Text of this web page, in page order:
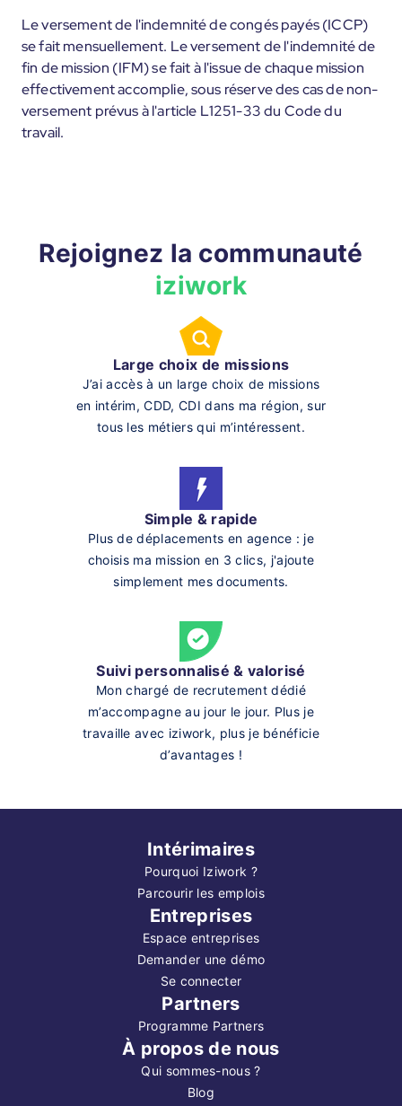
Le versement de l'indemnité de congés payés (ICCP)
se fait mensuellement. Le versement de l'indemnité de
fin de mission (IFM) se fait à l'issue de chaque mission
effectivement accomplie, sous réserve des cas de non-
versement prévus à l'article L1251-33 du Code du
travail.
Rejoignez la communauté
iziwork
Large choix de missions
J’ai accès à un large choix de missions
en intérim, CDD, CDI dans ma région, sur
tous les métiers qui m’intéressent.
Simple & rapide
Plus de déplacements en agence : je
choisis ma mission en 3 clics, j'ajoute
simplement mes documents.
Suivi personnalisé & valorisé
Mon chargé de recrutement dédié
m’accompagne au jour le jour. Plus je
travaille avec iziwork, plus je bénéficie
d’avantages !
Intérimaires
Pourquoi Iziwork ?
Parcourir les emplois
Entreprises
Espace entreprises
Demander une démo
Se connecter
Partners
Programme Partners
À propos de nous
Qui sommes-nous ?
Blog